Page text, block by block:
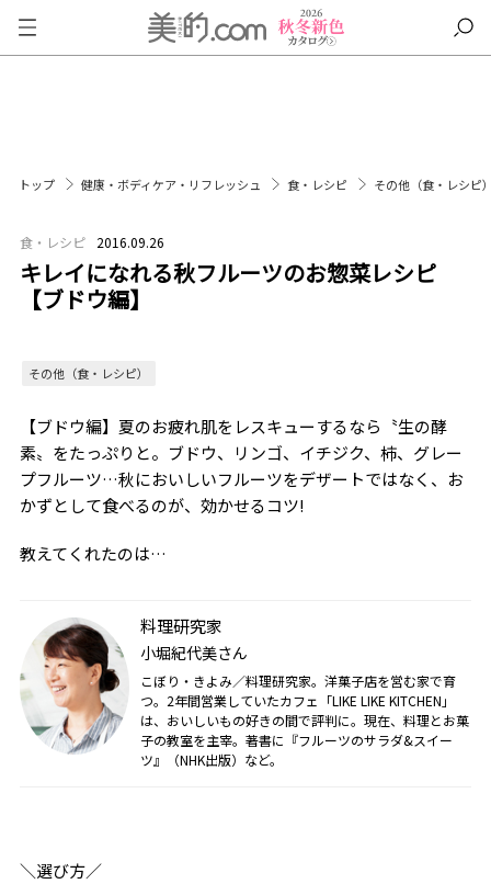
トップ 健康・ボディケア・リフレッシュ 食・レシピ その他（食・レシピ
食・レシピ 2016.09.26
キレイになれる秋フルーツのお惣菜レシピ
【ブドウ編】
その他（食・レシピ）
【ブドウ編】夏のお疲れ肌をレスキューするなら〝生の酵
素〟をたっぷりと。ブドウ、リンゴ、イチジク、柿、グレー
プフルーツ…秋においしいフルーツをデザートではなく、お
かずとして食べるのが、効かせるコツ!
教えてくれたのは…
料理研究家
小堀紀代美さん
こぼり・きよみ／料理研究家。洋菓子店を営む家で育
つ。2年間営業していたカフェ「LIKE LIKE KITCHEN」
は、おいしいもの好きの間で評判に。現在、料理とお菓
子の教室を主宰。著書に『フルーツのサラダ&スイー
ツ』（NHK出版）など。
＼選び方／